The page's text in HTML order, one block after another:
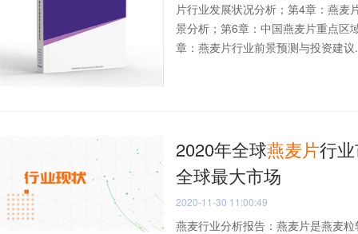
片行业发展状况分析；第4章：燕麦
景分析；第6章：中国燕麦片重点区
章：燕麦片行业前景预测与投资建议
2020年全球燕麦片行
全球最大市场
2020-11-30 11:00:49
燕麦行业分析报告：燕麦片是燕麦